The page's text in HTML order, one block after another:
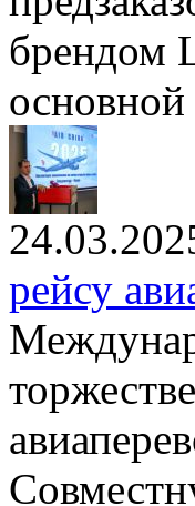
брендом
основной
рейсу